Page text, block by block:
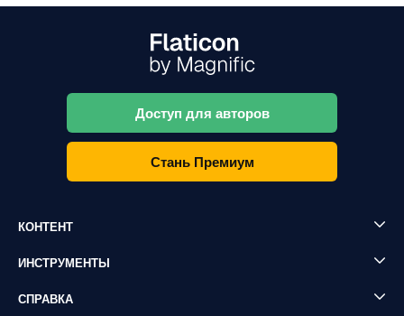
Доступ для авторов
Стань Премиум
КОНТЕНТ
ИНСТРУМЕНТЫ
СПРАВКА